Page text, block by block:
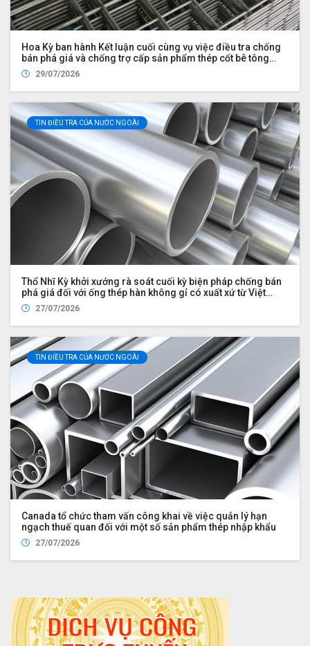
Hoa Kỳ ban hành Kết luận cuối cùng vụ việc điều tra chống
bán phá giá và chống trợ cấp sản phẩm thép cốt bê tông
nhập khẩu từ Việt Nam
29/07/2026
TIN ĐIỀU TRA CỦA NƯỚC NGOÀI
Thổ Nhĩ Kỳ khởi xướng rà soát cuối kỳ biện pháp chống bán
phá giá đối với ống thép hàn không gỉ có xuất xứ từ Việt
Nam27/07/2026
TIN ĐIỀU TRA CỦA NƯỚC NGOÀI
Canada tổ chức tham vấn công khai về việc quản lý hạn
ngạch thuế quan đối với một số sản phẩm thép nhập khẩu
27/07/2026